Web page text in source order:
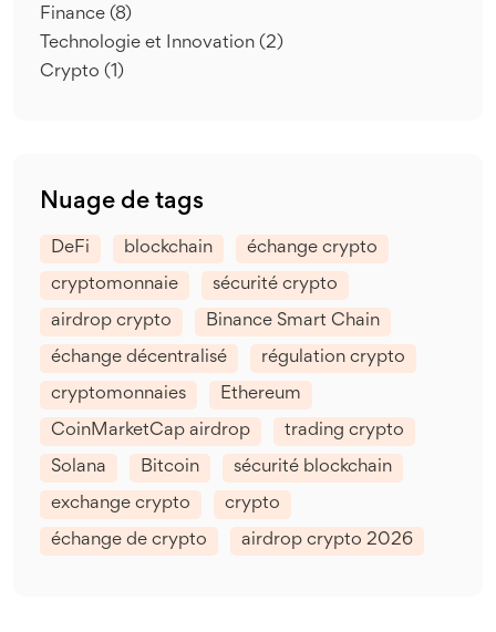
Finance (8)
Technologie et Innovation (2)
Crypto (1)
Nuage de tags
DeFi blockchain échange crypto
cryptomonnaie sécurité crypto
airdrop crypto Binance Smart Chain
échange décentralisé régulation crypto
cryptomonnaies Ethereum
CoinMarketCap airdrop trading crypto
Solana Bitcoin sécurité blockchain
exchange crypto crypto
échange de crypto airdrop crypto 2026